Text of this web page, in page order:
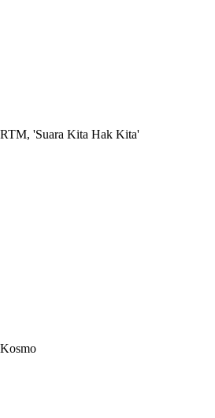
RTM, 'Suara Kita Hak Kita'
Kosmo